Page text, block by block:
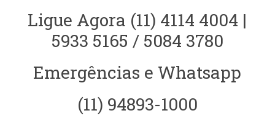
Ligue Agora (11) 4114 4004 |
5933 5165 / 5084 3780
Emergências e Whatsapp
(11) 94893-1000